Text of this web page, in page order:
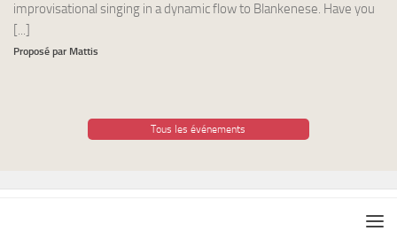
improvisational singing in a dynamic flow to Blankenese. Have you
[...]
Proposé par Mattis
Tous les événements